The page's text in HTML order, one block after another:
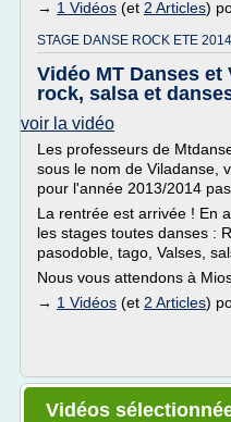
→ 1 Vidéos (et 2 Articles)
STAGE DANSE ROCK ETE
Vidéo MT Danses
rock, salsa et
voir la vidéo
Les professeurs de
sous le nom de Viladanse,
pour l'année 2013/2014
La rentrée est arrivée ! En
les stages toutes danses :
pasodoble, tago, Valses,
Nous vous attendons à
→ 1 Vidéos (et 2 Articles)
Vidéos